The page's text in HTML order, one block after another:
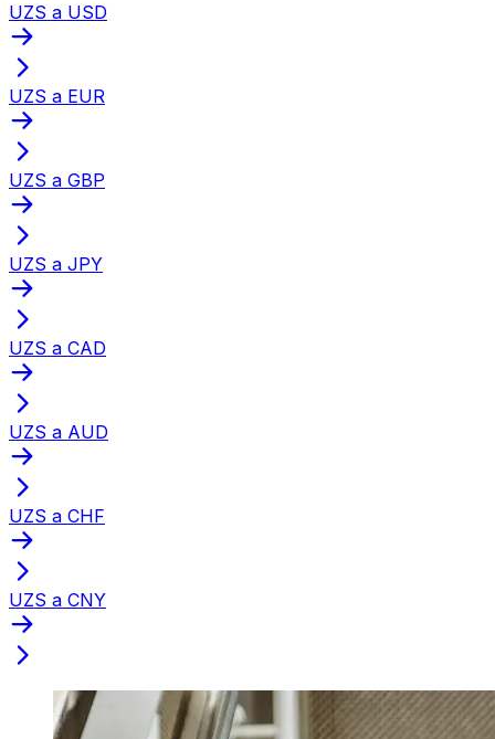
UZS a USD
UZS a EUR
UZS a GBP
UZS a JPY
UZS a CAD
UZS a AUD
UZS a CHF
UZS a CNY